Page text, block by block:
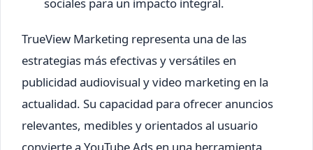
TrueView Marketing representa una de las
estrategias más efectivas y versátiles en
publicidad audiovisual y video marketing en la
actualidad. Su capacidad para ofrecer anuncios
relevantes, medibles y orientados al usuario
convierte a YouTube Ads en una herramienta